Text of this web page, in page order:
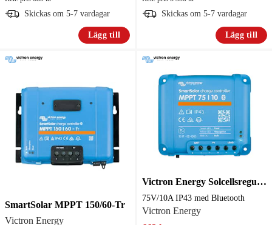
Skickas om 5-7 vardagar
Lägg till
Skickas om 5-7 vardagar
Lägg till
SmartSolar MPPT 150/60-Tr
Victron Energy
Victron Energy Solcellsregulator SmartSolar MPPT 75V/10A IP43 med Bluetooth
75V/10A IP43 med Bluetooth
Victron Energy